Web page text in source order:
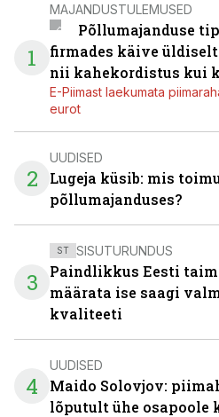
1
MAJANDUSTULEMUSED
Põllumajanduse
firmades käive
nii kahekordistus kui
E-Piimast laekumata
eurot
2
UUDISED
Lugeja küsib: mis
põllumajanduses?
3
ST SISUTURUNDUS
Paindlikkus Eesti
määrata ise saagi
kvaliteeti
4
UUDISED
Maido Solovjov:
lõputult ühe osapoole